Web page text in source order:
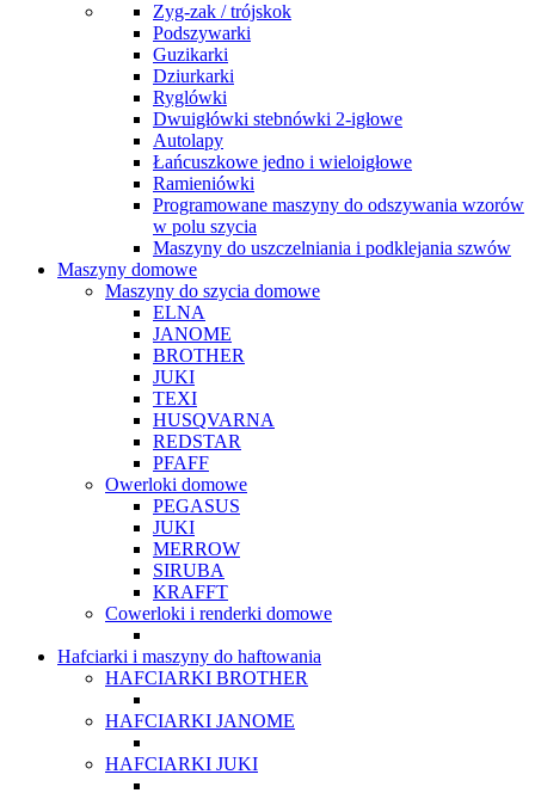
Zyg-zak / trójskok
Podszywarki
Guzikarki
Dziurkarki
Ryglówki
Dwuigłówki stebnówki 2-igłowe
Autolapy
Łańcuszkowe jedno i wieloigłowe
Ramieniówki
Programowane maszyny do odszywania wzorów
w polu szycia
Maszyny do uszczelniania i podklejania szwów
Maszyny domowe
Maszyny do szycia domowe
ELNA
JANOME
BROTHER
JUKI
TEXI
HUSQVARNA
REDSTAR
PFAFF
Owerloki domowe
PEGASUS
JUKI
MERROW
SIRUBA
KRAFFT
Cowerloki i renderki domowe
Hafciarki i maszyny do haftowania
HAFCIARKI BROTHER
HAFCIARKI JANOME
HAFCIARKI JUKI